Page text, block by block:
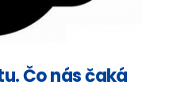
Čo nás čaká